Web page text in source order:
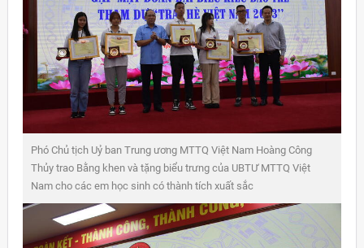
Phó Chủ tịch Uỷ ban Trung ương MTTQ Việt Nam Hoàng Công
Thủy trao Bằng khen và tặng biểu trưng của UBTƯ MTTQ Việt
Nam cho các em học sinh có thành tích xuất sắc